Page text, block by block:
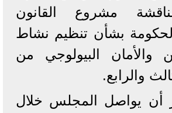
مشروع القانون
بشأن تنظيم نشاط
والأمان البيولوجي من
والرابع.
أن يواصل المجلس خلال